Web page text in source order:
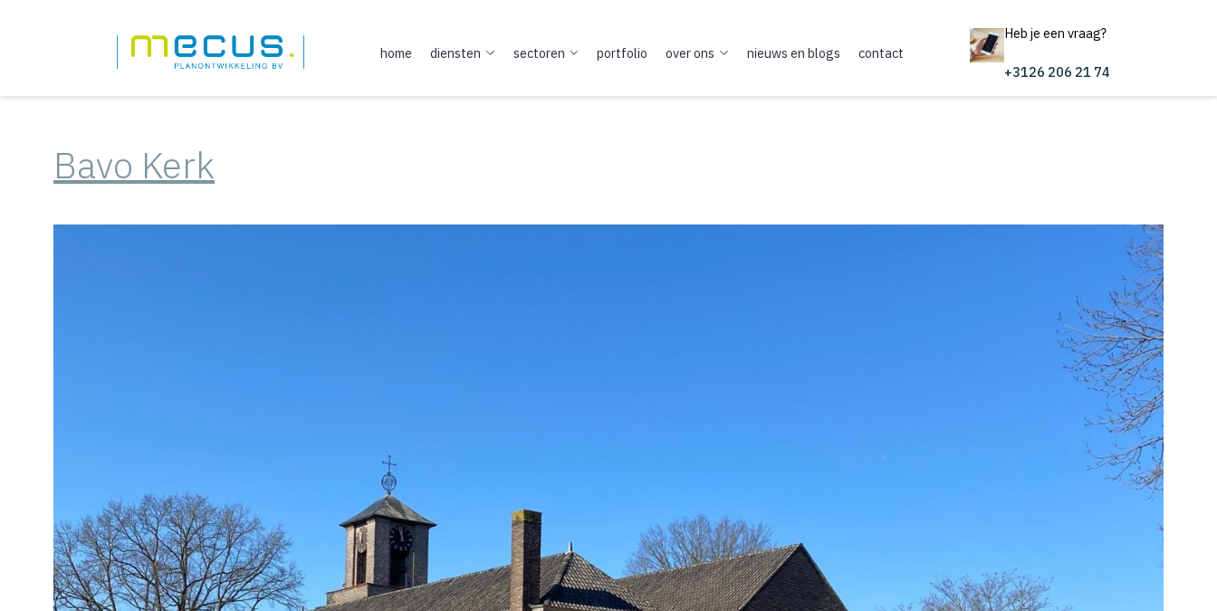
home diensten sectoren portfolio over ons nieuws en blogs contact
Heb je een vraag?
+3126 206 21 74
Soort Vastgoed:
Bavo Kerk